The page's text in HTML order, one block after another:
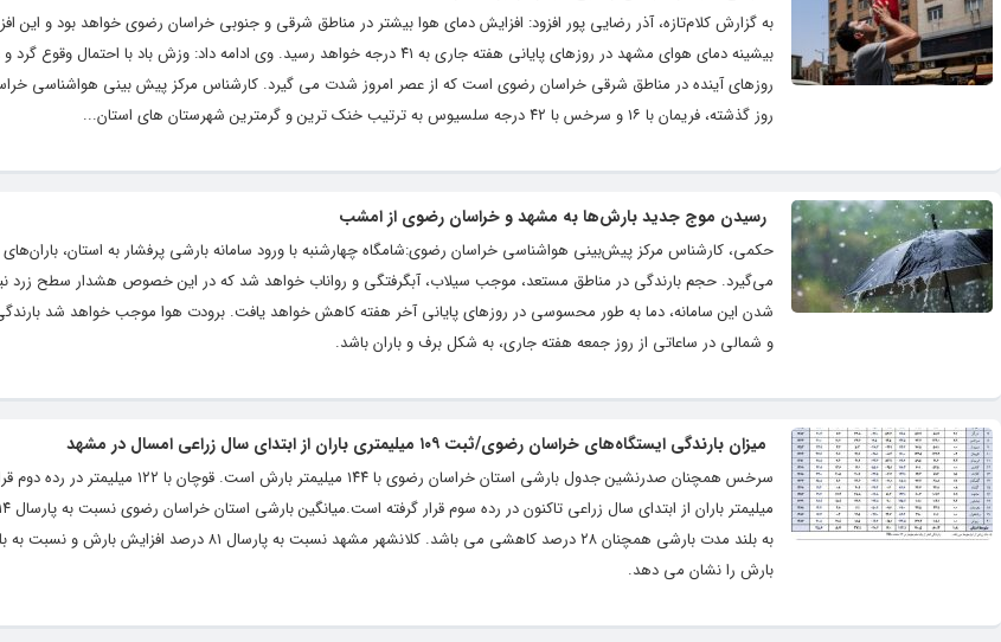
به گزارش کلام‌تازه، آذر رضایی پور افزود: افزایش دمای هوا بیشتر در مناطق شرقی و جنوبی خراسان رضوی خواهد بود و
بیشینه دمای هوای مشهد در روزهای پایانی هفته جاری به ۴۱ درجه خواهد رسید. وی ادامه داد: وزش باد با
روزهای آینده در مناطق شرقی خراسان رضوی است که از عصر امروز شدت می گیرد. کارشناس مرکز پیش بینی هواشناسی
روز گذشته، فریمان با ۱۶ و سرخس با ۴۲ درجه سلسیوس به ترتیب خنک ترین و گرمترین شهرستان های استان...
رسیدن موج جدید بارش‌ها به مشهد و خراسان رضوی از امشب
حکمی، کارشناس مرکز پیش‌بینی هواشناسی خراسان رضوی:شامگاه چهارشنبه با ورود سامانه بارشی پرفشار به استان، باران‌های
می‌گیرد. حجم بارندگی در مناطق مستعد، موجب سیلاب، آبگرفتگی و رواناب خواهد شد که در این خصوص هشدار سطح زرد
شدن این سامانه، دما به طور محسوسی در روز‌های پایانی آخر هفته کاهش خواهد یافت. برودت هوا موجب خواهد شد
و شمالی در ساعاتی از روز جمعه هفته جاری، به شکل برف و باران باشد.
میزان بارندگی ایستگاه‌های خراسان رضوی/ثبت ۱۰۹ میلیمتری باران از ابتدای سال زراعی امسال در مشهد
بارش را نشان می دهد.